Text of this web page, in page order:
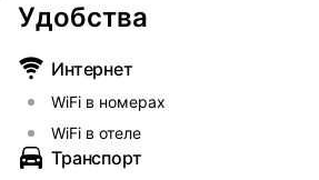
Удобства
Интернет
WiFi в номерах
WiFi в отеле
Транспорт